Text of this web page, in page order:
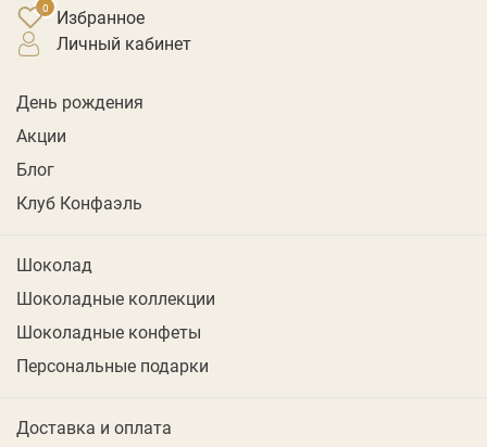
Избранное
личный кабинет
День рождения
Акции
Блог
Клуб Конфаэль
Шоколад
Шоколадные коллекции
Шоколадные конфеты
Персональные подарки
Доставка и оплата